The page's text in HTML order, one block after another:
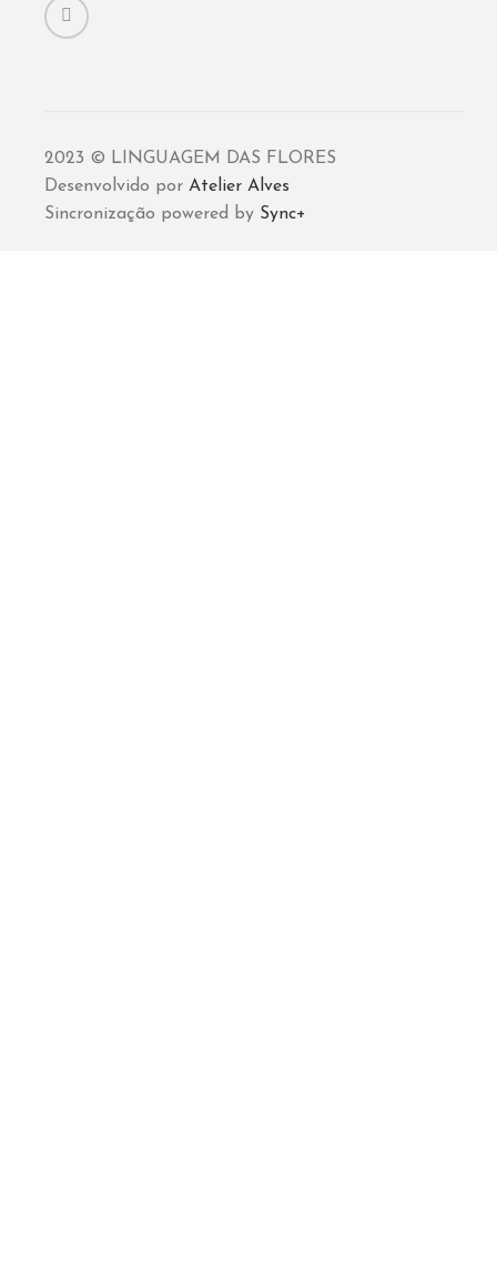
2023 © LINGUAGEM DAS FLORES
Desenvolvido por Atelier Alves
Sincronização powered by Sync+